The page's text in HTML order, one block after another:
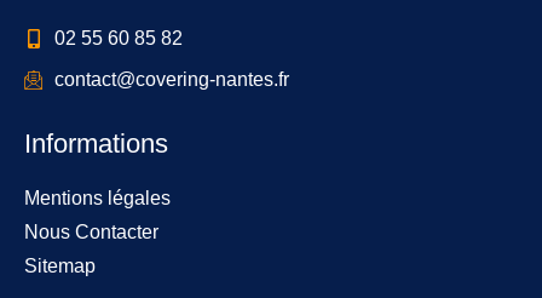
02 55 60 85 82
contact@covering-nantes.fr
Informations
Mentions légales
Nous Contacter
Sitemap